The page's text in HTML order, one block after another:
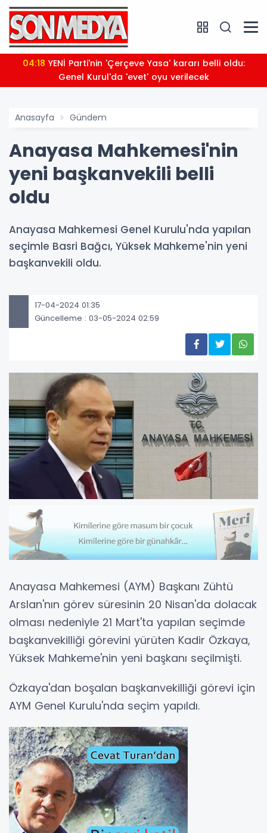
04:18
Genel Kurul'da 'evet' oyu verilecek
Anasayfa Gündem
Anayasa Mahkemesi'nin
yeni başkanvekili belli
oldu
Anayasa Mahkemesi Genel Kurulu'nda yapılan
seçimle Basri Bağcı, Yüksek Mahkeme'nin yeni
başkanvekili oldu.
17-04-2024 01:35
Güncelleme : 03-05-2024 02:59
Anayasa Mahkemesi (AYM) Başkanı Zühtü
Arslan'nın görev süresinin 20 Nisan'da dolacak
olması nedeniyle 21 Mart'ta yapılan seçimde
başkanvekilliği görevini yürüten Kadir Özkaya,
Yüksek Mahkeme'nin yeni başkanı seçilmişti.
Özkaya'dan boşalan başkanvekilliği görevi için
AYM Genel Kurulu'nda seçim yapıldı.